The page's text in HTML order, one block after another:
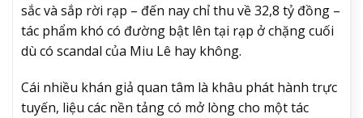
sắc và sắp rời rạp – đến nay chỉ thu về 32,8 tỷ đồng –
tác phẩm khó có đường bật lên tại rạp ở chặng cuối
dù có scandal của Miu Lê hay không.
Cái nhiều khán giả quan tâm là khâu phát hành trực
tuyến, liệu các nền tảng có mở lòng cho một tác